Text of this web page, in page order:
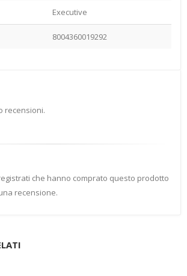
Executive
8004360019292
recensioni.
che hanno comprato questo prodotto
recensione.